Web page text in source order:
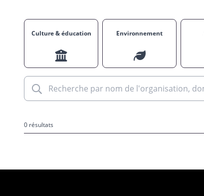
Culture & éducation Environnement
0 résultats